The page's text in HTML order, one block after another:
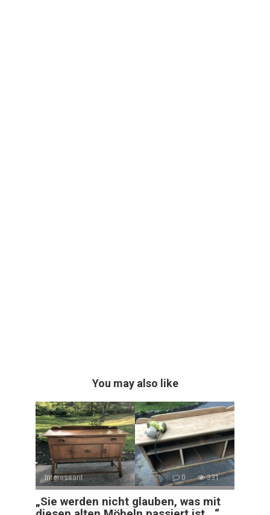
You may also like
Interessant 0 331
„Sie werden nicht glauben, was mit